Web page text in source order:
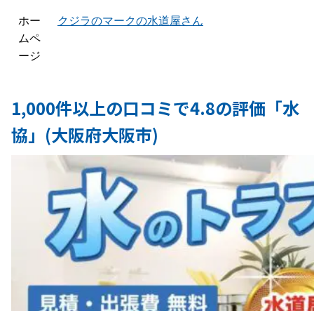
ホー
ムペ
ージ
クジラのマークの水道屋さん
1,000件以上の口コミで4.8の評価「水
協」(大阪府大阪市)